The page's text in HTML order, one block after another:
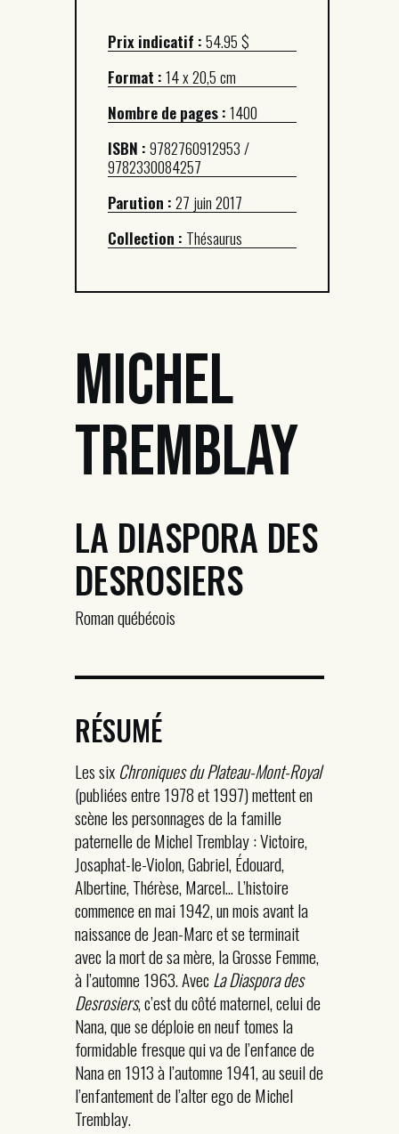
Prix indicatif :54.95 $
Format :14 x 20,5 cm
Nombre de pages :1400
ISBN :9782760912953 /
9782330084257
Parution :27 juin 2017
Collection : Thésaurus
Michel
Tremblay
LA DIASPORA DES
DESROSIERS
Roman québécois
RÉSUMÉ
Les six Chroniques du Plateau-Mont-Royal
(publiées entre 1978 et 1997) mettent en
scène les personnages de la famille
paternelle de Michel Tremblay : Victoire,
Josaphat-le-Violon, Gabriel, Édouard,
Albertine, Thérèse, Marcel… L’histoire
commence en mai 1942, un mois avant la
naissance de Jean-Marc et se terminait
avec la mort de sa mère, la Grosse Femme,
à l’automne 1963. Avec La Diaspora des
Desrosiers, c’est du côté maternel, celui de
Nana, que se déploie en neuf tomes la
formidable fresque qui va de l’enfance de
Nana en 1913 à l’automne 1941, au seuil de
l’enfantement de l’alter ego de Michel
Tremblay.